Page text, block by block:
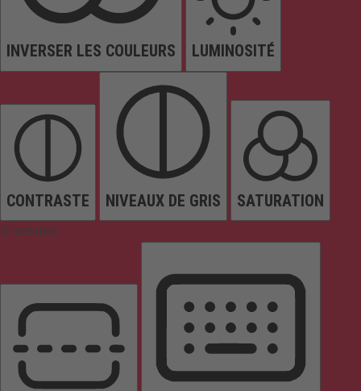
INVERSER LES COULEURS LUMINOSITÉ
CONTRASTE NIVEAUX DE GRIS SATURATION
Orientation